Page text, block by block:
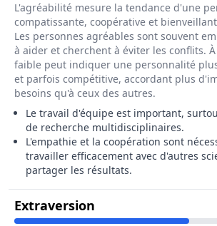
L'agréabilité mesure la tendance d'une
compatissante, coopérative et
Les personnes agréables sont souvent
à aider et cherchent à éviter les conflits.
faible peut indiquer une personnalité
et parfois compétitive, accordant plus
besoins qu'à ceux des autres.
Le travail d'équipe est important,
de recherche multidisciplinaires.
L'empathie et la coopération sont
travailler efficacement avec d'autres
partager les résultats.
Extraversion Pour Le Métier